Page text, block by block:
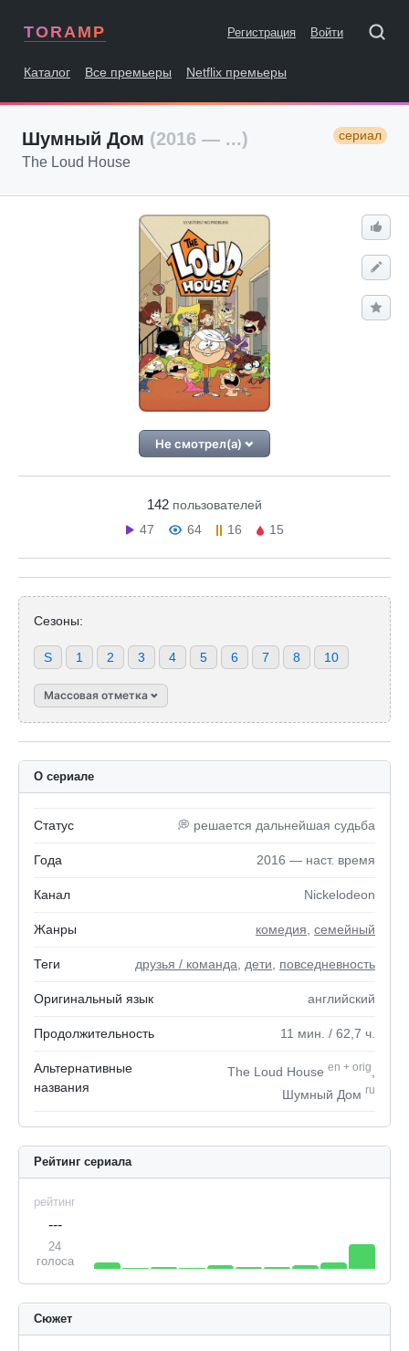
TORAMP Регистрация Войти
Каталог Все премьеры Netflix премьеры
Шумный Дом (2016 — ...) сериал
The Loud House
Не смотрел(а)
142 пользователей
47
64 16 15
Сезоны:
S 1 2 3 4 5 6 7 8 10
Массовая отметка
О сериале
Статус 💭 решается дальнейшая судьба
Года 2016 — наст. время
Канал Nickelodeon
Жанры комедия семейный
Теги друзья / команда дети повседневность
Оригинальный язык английский
Продолжительность 11 мин. / 62,7 ч.
Альтернативные
названия
The Loud House en + orig
Шумный Дом ru
Рейтинг сериала
рейтинг
---
24
голоса
Сюжет